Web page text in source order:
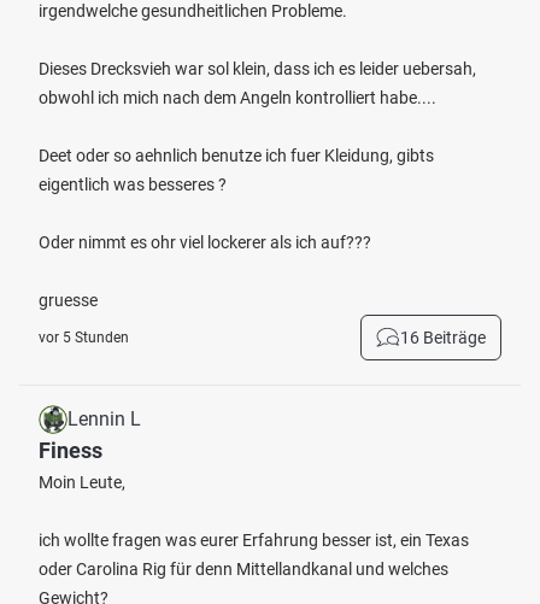
irgendwelche gesundheitlichen Probleme.
Dieses Drecksvieh war sol klein, dass ich es leider uebersah,
obwohl ich mich nach dem Angeln kontrolliert habe....
Deet oder so aehnlich benutze ich fuer Kleidung, gibts
eigentlich was besseres ?
Oder nimmt es ohr viel lockerer als ich auf???
gruesse
vor 5 Stunden 16 Beiträge
Lennin L
Finess
Moin Leute,
ich wollte fragen was eurer Erfahrung besser ist, ein Texas
oder Carolina Rig für denn Mittellandkanal und welches
Gewicht?